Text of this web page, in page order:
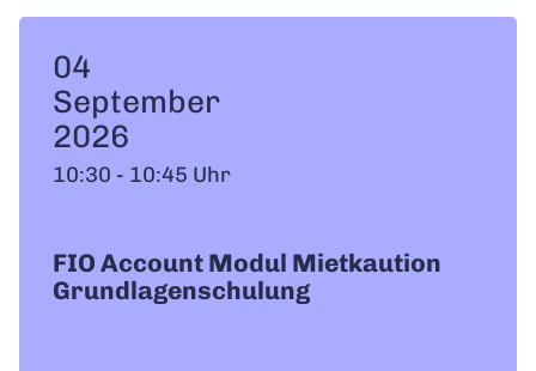
04
September
2026
10:30 - 10:45 Uhr
FIO Account Modul Mietkaution
Grundlagenschulung